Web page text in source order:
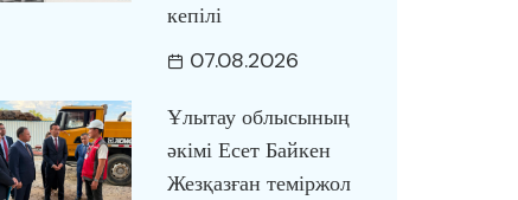
кепілі
07.08.2026
Ұлытау облысының
әкімі Есет Байкен
Жезқазған теміржол